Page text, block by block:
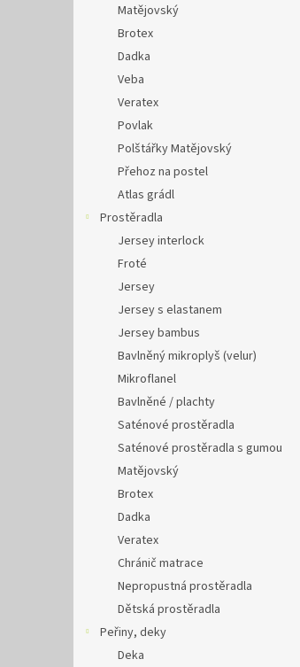
Matějovský
Brotex
Dadka
Veba
Veratex
Povlak
Polštářky Matějovský
Přehoz na postel
Atlas grádl
Prostěradla
Jersey interlock
Froté
Jersey
Jersey s elastanem
Jersey bambus
Bavlněný mikroplyš (velur)
Mikroflanel
Bavlněné / plachty
Saténové prostěradla
Saténové prostěradla s gumou
Matějovský
Brotex
Dadka
Veratex
Chránič matrace
Nepropustná prostěradla
Dětská prostěradla
Peřiny, deky
Deka